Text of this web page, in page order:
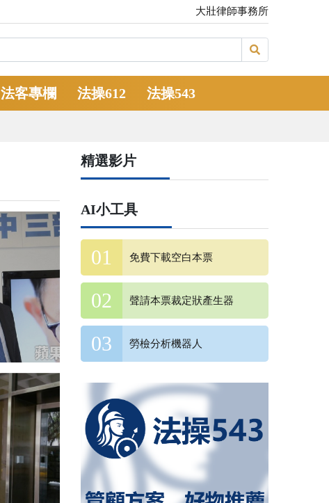
大壯律師事務所
法客專欄 法操612 法操543
精選影片
AI小工具
免費下載空白本票
聲請本票裁定狀產生器
勞檢分析機器人